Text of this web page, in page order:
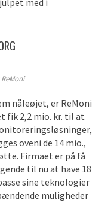
nåleøjet, er ReMoni
fik 2,2 mio. kr. til at
oveni de 14 mio.,
Firmaet er på få
til nu at have 18
sine teknologier
muligheder